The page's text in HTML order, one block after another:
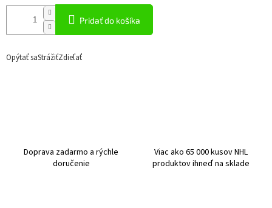
Pridať do košíka
Opýtať saStrážiťZdieľať
Doprava zadarmo a rýchle
doručenie
Viac ako 65 000 kusov NHL
produktov ihneď na sklade